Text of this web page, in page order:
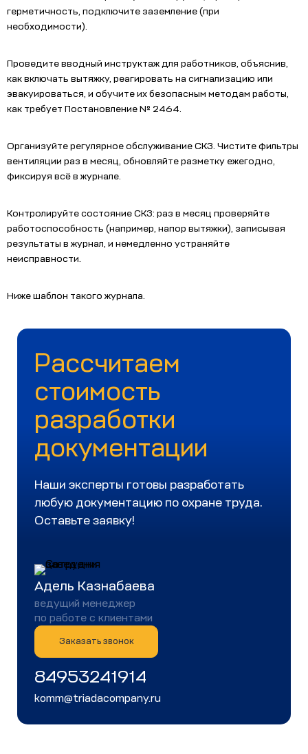
герметичность, подключите заземление (при
необходимости).
Проведите вводный инструктаж для работников, объяснив,
как включать вытяжку, реагировать на сигнализацию или
эвакуироваться, и обучите их безопасным методам работы,
как требует Постановление № 2464.
Организуйте регулярное обслуживание СКЗ. Чистите фильтры
вентиляции раз в месяц, обновляйте разметку ежегодно,
фиксируя всё в журнале.
Контролируйте состояние СКЗ: раз в месяц проверяйте
работоспособность (например, напор вытяжки), записывая
результаты в журнал, и немедленно устраняйте
неисправности.
Ниже шаблон такого журнала.
Рассчитаем
стоимость
разработки
документации
Наши эксперты готовы разработать
любую документацию по охране труда.
Оставьте заявку!
Адель Казнабаева
ведущий менеджер
по работе с клиентами
Заказать звонок
84953241914
komm@triadacompany.ru